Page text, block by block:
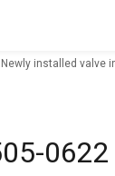
installed